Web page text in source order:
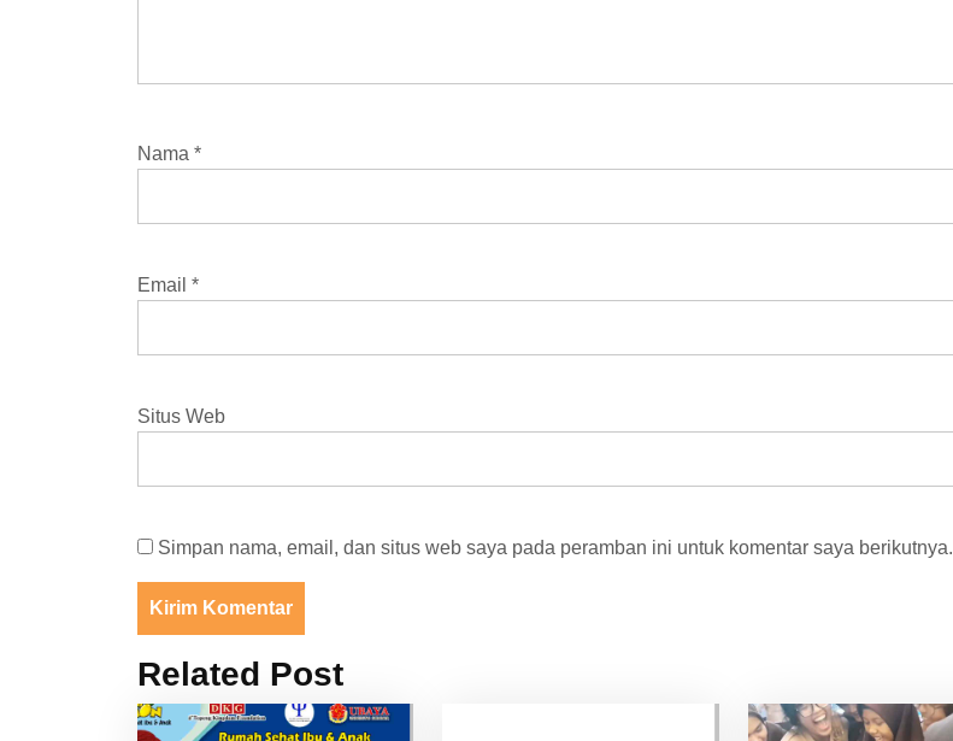
Nama *
Email *
Situs Web
Simpan nama, email, dan situs web saya pada peramban ini untuk komentar saya berikutnya.
Related Post